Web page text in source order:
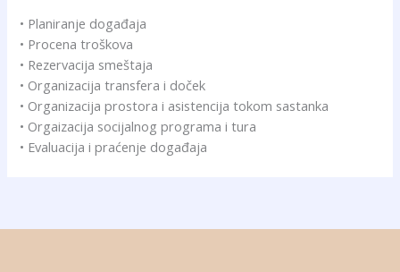
• Planiranje događaja
• Procena troškova
• Rezervacija smeštaja
• Organizacija transfera i doček
• Organizacija prostora i asistencija tokom sastanka
• Orgaizacija socijalnog programa i tura
• Evaluacija i praćenje događaja